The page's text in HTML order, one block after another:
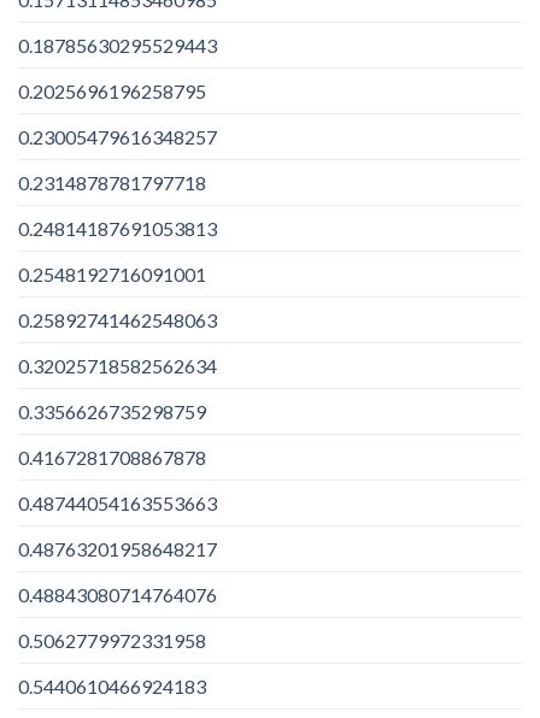
0.18785630295529443
0.2025696196258795
0.23005479616348257
0.2314878781797718
0.24814187691053813
0.2548192716091001
0.25892741462548063
0.32025718582562634
0.3356626735298759
0.4167281708867878
0.48744054163553663
0.48763201958648217
0.48843080714764076
0.5062779972331958
0.5440610466924183